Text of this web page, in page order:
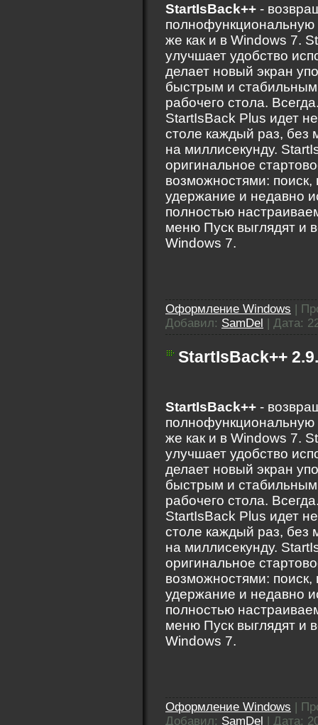
StartIsBack++ -
полнофункциональную
же как и в Windows 7.
улучшает удобство
делает новый экран
быстрым и
рабочего стола.
StartIsBack Plus идет
столе каждый раз, без
на миллисекунду.
оригинальное
возможностями: поиск,
удержание и недавно
полностью
меню Пуск выглядят и
Windows 7.
Оформление Windows |
Добавил: SamDel | Дата:
StartIsBack++
StartIsBack++ -
полнофункциональную
же как и в Windows 7.
улучшает удобство
делает новый экран
быстрым и
рабочего стола.
StartIsBack Plus идет
столе каждый раз, без
на миллисекунду.
оригинальное
возможностями: поиск,
удержание и недавно
полностью
меню Пуск выглядят и
Windows 7.
Оформление Windows |
Добавил: SamDel | Дата: